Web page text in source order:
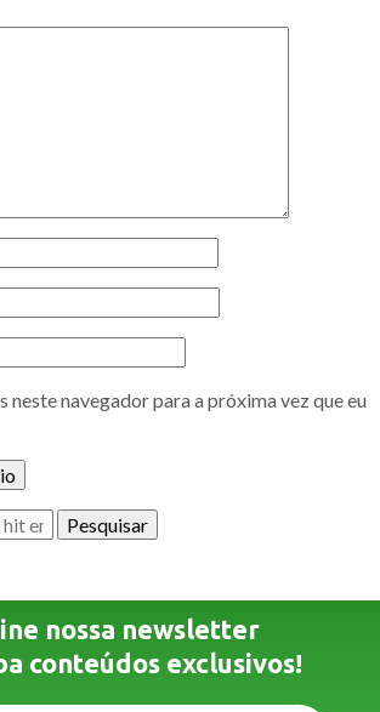
neste navegador para a próxima vez que eu
Pesquisar
nossa newsletter
conteúdos exclusivos!